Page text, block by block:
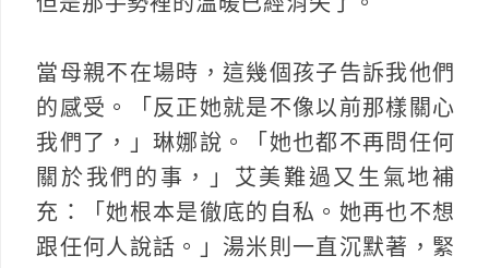
當母親不在場時，這幾個孩子告訴我他們
的感受。「反正她就是不像以前那樣關心
我們了，」琳娜說。「她也都不再問任何
關於我們的事，」艾美難過又生氣地補
充：「她根本是徹底的自私。她再也不想
跟任何人說話。」湯米則一直沉默著，緊